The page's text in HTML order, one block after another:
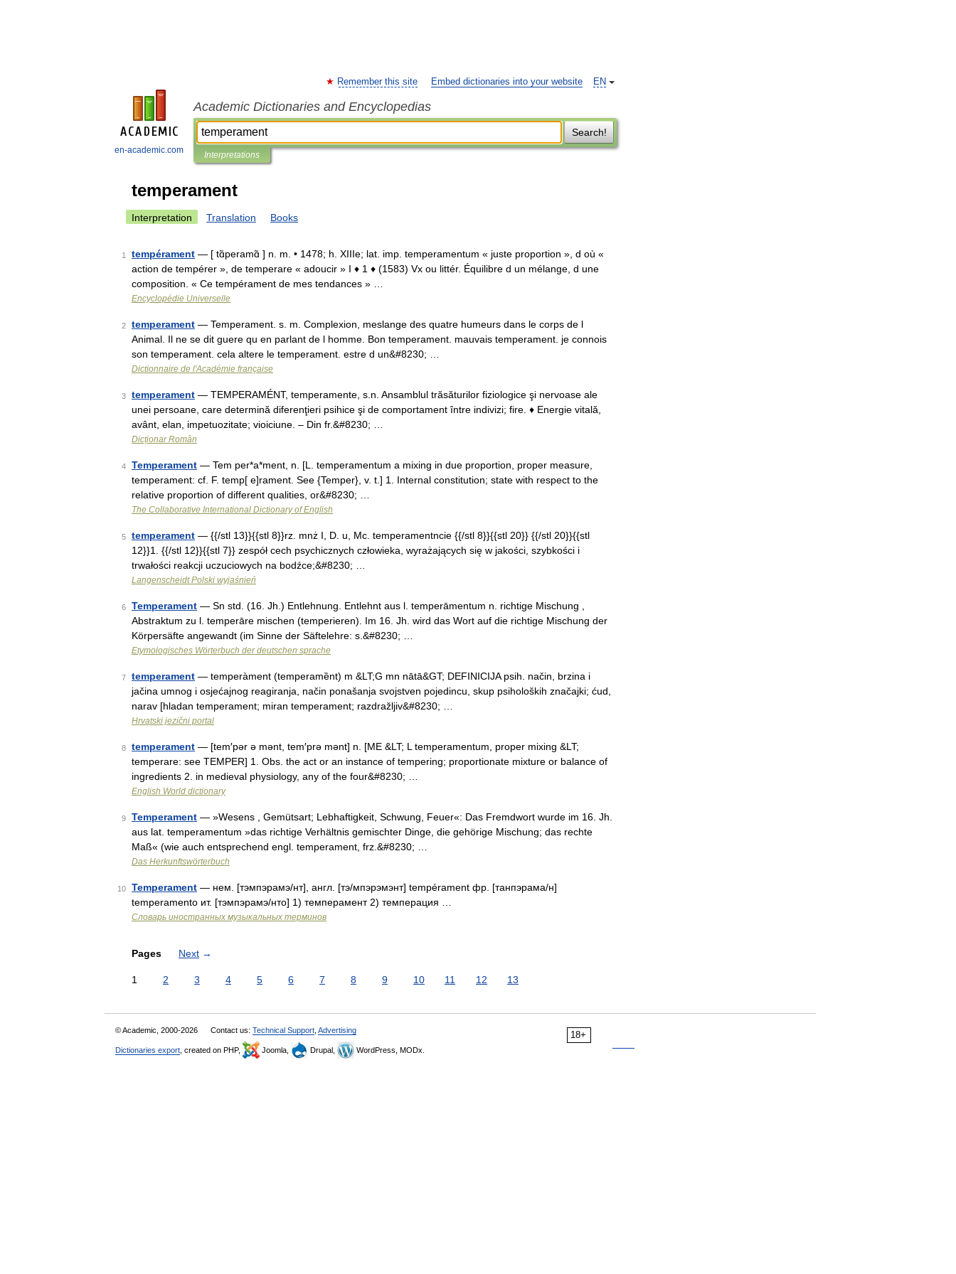
en-academic.com
EN
Remember this site Embed dictionaries into your website
Academic Dictionaries and Encyclopedias
Search!
Interpretations
temperament
Interpretation Translation Books
1 tempérament — [ tɑ̃peramɑ̃ ] n. m. • 1478; h. XIIIe; lat. imp. temperamentum « juste proportion », d où «
action de tempérer », de temperare « adoucir » I ♦ 1 ♦ (1583) Vx ou littér. Équilibre d un mélange, d une
composition. « Ce tempérament de mes tendances » …
Encyclopédie Universelle
2 temperament — Temperament. s. m. Complexion, meslange des quatre humeurs dans le corps de l
Animal. Il ne se dit guere qu en parlant de l homme. Bon temperament. mauvais temperament. je connois
son temperament. cela altere le temperament. estre d un&#8230; …
Dictionnaire de l'Académie française
3 temperament — TEMPERAMÉNT, temperamente, s.n. Ansamblul trăsăturilor fiziologice şi nervoase ale
unei persoane, care determină diferenţieri psihice şi de comportament între indivizi; fire. ♦ Energie vitală,
avânt, elan, impetuozitate; vioiciune. – Din fr.&#8230; …
Dicționar Român
4 Temperament — Tem per*a*ment, n. [L. temperamentum a mixing in due proportion, proper measure,
temperament: cf. F. temp[ e]rament. See {Temper}, v. t.] 1. Internal constitution; state with respect to the
relative proportion of different qualities, or&#8230; …
The Collaborative International Dictionary of English
5 temperament — {{/stl 13}}{{stl 8}}rz. mnż I, D. u, Mc. temperamentncie {{/stl 8}}{{stl 20}} {{/stl 20}}{{stl
12}}1. {{/stl 12}}{{stl 7}} zespół cech psychicznych człowieka, wyrażających się w jakości, szybkości i
trwałości reakcji uczuciowych na bodźce;&#8230; …
Langenscheidt Polski wyjaśnień
6 Temperament — Sn std. (16. Jh.) Entlehnung. Entlehnt aus l. temperāmentum n. richtige Mischung ,
Abstraktum zu l. temperāre mischen (temperieren). Im 16. Jh. wird das Wort auf die richtige Mischung der
Körpersäfte angewandt (im Sinne der Säftelehre: s.&#8230; …
Etymologisches Wörterbuch der deutschen sprache
7 temperament — temperàment (temperamȅnt) m &LT;G mn nātā&GT; DEFINICIJA psih. način, brzina i
jačina umnog i osjećajnog reagiranja, način ponašanja svojstven pojedincu, skup psiholoških značajki; ćud,
narav [hladan temperament; miran temperament; razdražljiv&#8230; …
Hrvatski jezični portal
8 temperament — [tem′pər ə mənt, tem′prə mənt] n. [ME &LT; L temperamentum, proper mixing &LT;
temperare: see TEMPER] 1. Obs. the act or an instance of tempering; proportionate mixture or balance of
ingredients 2. in medieval physiology, any of the four&#8230; …
English World dictionary
9 Temperament — »Wesens , Gemütsart; Lebhaftigkeit, Schwung, Feuer«: Das Fremdwort wurde im 16. Jh.
aus lat. temperamentum »das richtige Verhältnis gemischter Dinge, die gehörige Mischung; das rechte
Maß« (wie auch entsprechend engl. temperament, frz.&#8230; …
Das Herkunftswörterbuch
10 Temperament — нем. [тэмпэрамэ/нт], англ. [тэ/мпэрэмэнт] tempérament фр. [танпэрама/н]
temperamento ит. [тэмпэрамэ/нто] 1) темперамент 2) темперация …
Словарь иностранных музыкальных терминов
Pages Next →
1 2 3 4 5 6 7 8 9 10 11 12 13
18+
© Academic, 2000-2026 Contact us: Technical Support Advertising
Dictionaries export , created on PHP, Joomla, Drupal, WordPress, MODx.